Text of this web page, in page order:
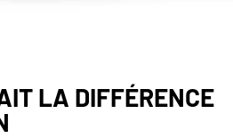
LA DIFFÉRENCE